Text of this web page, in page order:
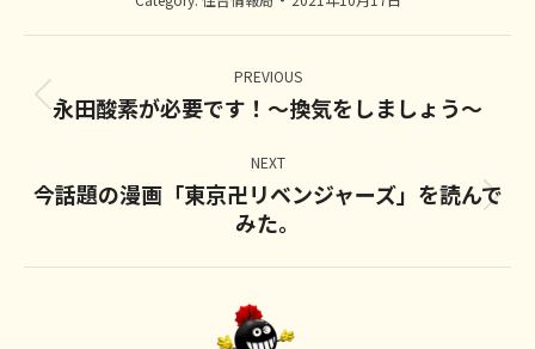
navigation
PREVIOUS
Previous
永田酸素が必要です！～換気をしましょう～
NEXT
Next
post:
今話題の漫画「東京卍リベンジャーズ」を読んで
みた。